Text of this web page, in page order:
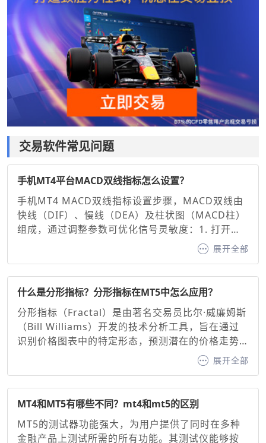
交易软件常见问题
手机MT4平台MACD双线指标怎么设置？
手机MT4 MACD双线指标设置步骤，MACD双线由
快线（DIF）、慢线（DEA）及柱状图（MACD柱）
组成，通过调整参数可优化信号灵敏度：1. 打开图
表并添加指标：在MT4手机端选择交易品种图表，
点击底部“指标”按钮，搜索并添加“MACD”。2. 基础
（26周期EMA）、信号线（9周期EMA）。调整建
议：快线与慢线：缩短周期（如10/20）可增强灵敏
度，延长周期（如20/50）可过滤噪音。信号线：通
常固定为9周期EMA，用于确认买卖信号。
展开全部
什么是分形指标？分形指标在MT5中怎么应用？
分形指标（Fractal）是由著名交易员比尔·威廉姆斯
（Bill Williams）开发的技术分析工具，旨在通过
识别价格图表中的特定形态，预测潜在的价格走势
并生成看涨或看跌信号。其核心原理基于混沌理论
中的自相似性原则，通过识别价格的高点或低点形
力位。分形指标作为MT5交易平台内置的经典工
具，为交易者提供了直观的价格转折点识别方法。
展开全部
MT4和MT5有哪些不同？mt4和mt5的区别
MT5的测试器功能强大，为用户提供了同时在多种
金融产品上测试所需的所有功能。其测试仪能够按